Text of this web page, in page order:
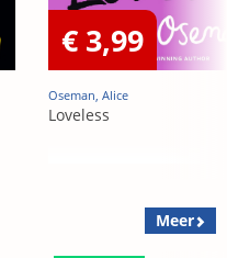
€ 3,99
Oseman, Alice
Loveless
Meer